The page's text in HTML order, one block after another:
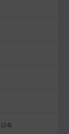
(24)